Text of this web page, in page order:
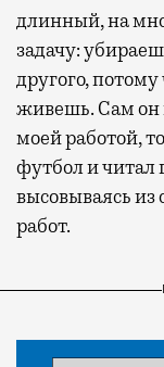
длинный, на
задачу:
другого,
живешь. Сам он
моей работой,
футбол и читал
высовываясь из
работ.